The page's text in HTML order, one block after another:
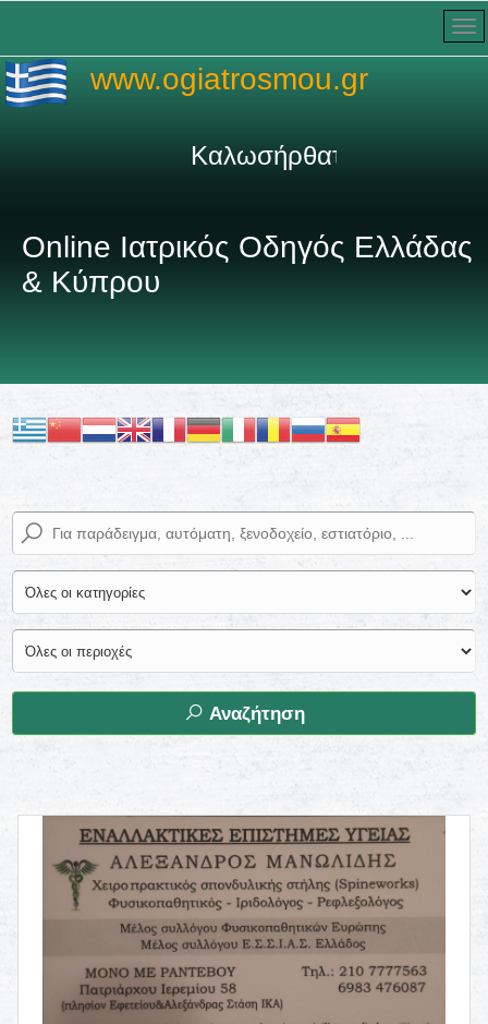
Online Ιατρικός Οδηγός Ελλάδας
& Κύπρου
www.ogiatrosmou.gr
Καλωσήρθατε στον
Αναζήτηση